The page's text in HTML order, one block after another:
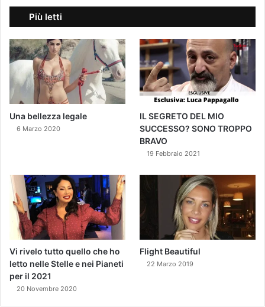
Più letti
Una bellezza legale
6 Marzo 2020
IL SEGRETO DEL MIO
SUCCESSO? SONO TROPPO
BRAVO
19 Febbraio 2021
Vi rivelo tutto quello che ho
letto nelle Stelle e nei Pianeti
per il 2021
20 Novembre 2020
Flight Beautiful
22 Marzo 2019